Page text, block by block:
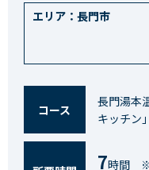
エリア： 長門市
コース
長門湯本
キッチ
7時間 ※